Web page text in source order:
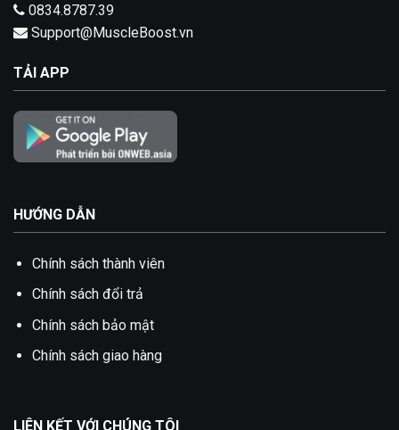
0834.8787.39
Support@MuscleBoost.vn
TẢI APP
HƯỚNG DẪN
Chính sách thành viên
Chính sách đổi trả
Chính sách bảo mật
Chính sách giao hàng
LIÊN KẾT VỚI CHÚNG TÔI